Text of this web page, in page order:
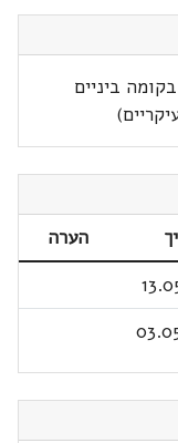
ביניים
הערה